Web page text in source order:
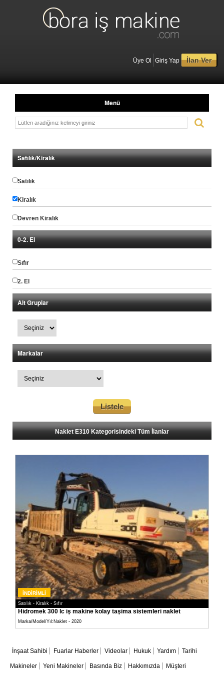
Üye Ol Giriş Yap İlan Ver
Menü
Satılık/Kiralık
Satılık
Kiralık
Devren Kiralık
0-2. El
Sıfır
2. El
Alt Gruplar
Markalar
Naklet E310 Kategorisindeki Tüm İlanlar
İNDİRİMLİ
Satılık - Kiralık - Sıfır
Hidromek 300 lc iş makine kolay taşima sistemleri naklet
Marka/Model/Yıl:Naklet - 2020
İnşaat Sahibi Fuarlar Haberler Videolar Hukuk Yardım Tarihi
Makineler Yeni Makineler Basında Biz Hakkımızda Müşteri